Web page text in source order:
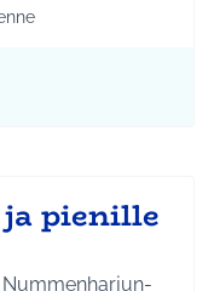
Tuusulan kylät
teeman mukaan: Infra ja
pienille
Nummenharjun-